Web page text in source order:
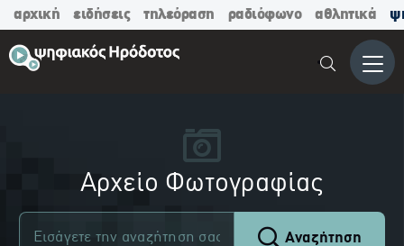
αρχική ειδήσεις τηλεόραση ραδιόφωνο αθλητικά
Μενού
Αρχείο Φωτογραφίας
Αναζήτηση